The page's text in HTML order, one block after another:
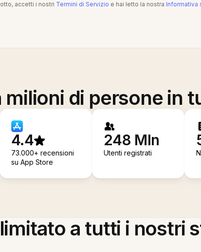
accetti i nostri Termini di Servizio e hai letto la nostra Informativa
milioni di persone in
4.4
73.000+ recensioni
su App Store
248 Mln
Utenti registrati
a tutti i nostri